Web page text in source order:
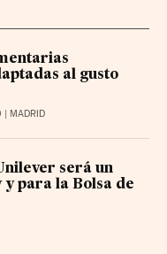
al gusto
| MADRID
será un
y para la Bolsa de